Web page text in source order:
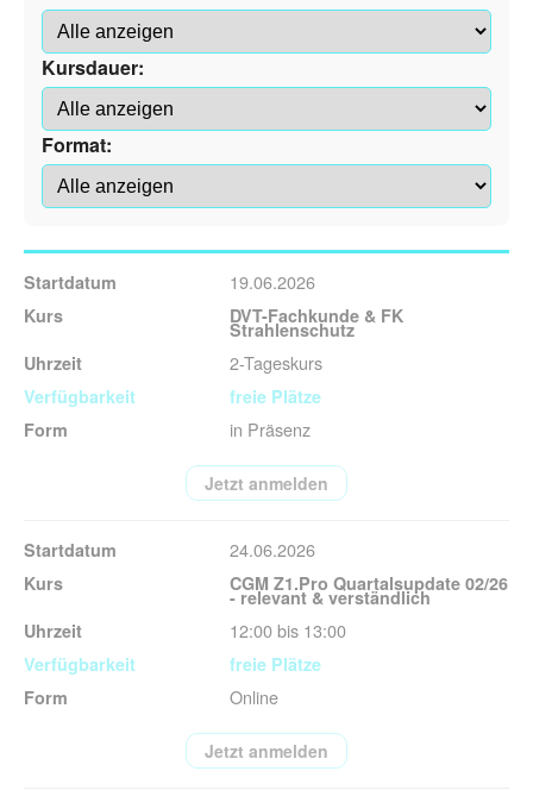
Kursdauer:
Format:
19.06.2026
DVT-Fachkunde & FK
Strahlenschutz
2-Tageskurs
freie Plätze
in Präsenz
Jetzt anmelden
24.06.2026
CGM Z1.Pro Quartalsupdate 02/26
- relevant & verständlich
12:00 bis 13:00
freie Plätze
Online
Jetzt anmelden